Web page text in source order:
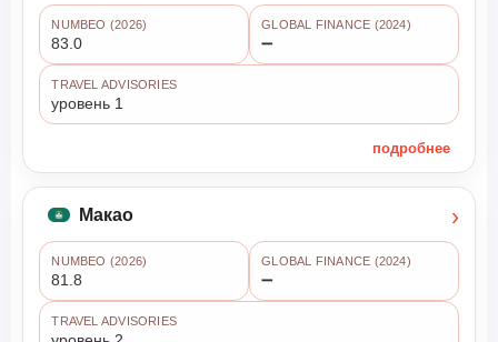
NUMBEO (2026)
83.0
GLOBAL FINANCE (2024)
➖
TRAVEL ADVISORIES
уровень 1
подробнее
Макао ›
NUMBEO (2026)
81.8
GLOBAL FINANCE (2024)
➖
TRAVEL ADVISORIES